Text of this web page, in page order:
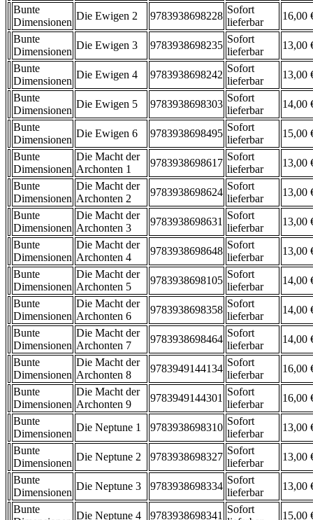
Bunte
Dimensionen
Die Ewigen 2 9783938698228
Sofort
lieferbar
16,00
Bunte
Dimensionen
Die Ewigen 3 9783938698235
Sofort
lieferbar
13,00
Bunte
Dimensionen
Die Ewigen 4 9783938698242
Sofort
lieferbar
13,00
Bunte
Dimensionen
Die Ewigen 5 9783938698303
Sofort
lieferbar
14,00
Bunte
Dimensionen
Die Ewigen 6 9783938698495
Sofort
lieferbar
15,00
Bunte
Dimensionen
Die Macht der
Archonten 1
9783938698617
Sofort
lieferbar
13,00
Bunte
Dimensionen
Die Macht der
Archonten 2
9783938698624
Sofort
lieferbar
13,00
Bunte
Dimensionen
Die Macht der
Archonten 3
9783938698631
Sofort
lieferbar
13,00
Bunte
Dimensionen
Die Macht der
Archonten 4
9783938698648
Sofort
lieferbar
13,00
Bunte
Dimensionen
Die Macht der
Archonten 5
9783938698105
Sofort
lieferbar
14,00
Bunte
Dimensionen
Die Macht der
Archonten 6
9783938698358
Sofort
lieferbar
14,00
Bunte
Dimensionen
Die Macht der
Archonten 7
9783938698464
Sofort
lieferbar
14,00
Bunte
Dimensionen
Die Macht der
Archonten 8
9783949144134
Sofort
lieferbar
16,00
Bunte
Dimensionen
Die Macht der
Archonten 9
9783949144301
Sofort
lieferbar
16,00
Bunte
Dimensionen
Die Neptune 1 9783938698310
Sofort
lieferbar
13,00
Bunte
Dimensionen
Die Neptune 2 9783938698327
Sofort
lieferbar
13,00
Bunte
Dimensionen
Die Neptune 3 9783938698334
Sofort
lieferbar
13,00
Bunte
Die Neptune 4 9783938698341
Sofort
15,00